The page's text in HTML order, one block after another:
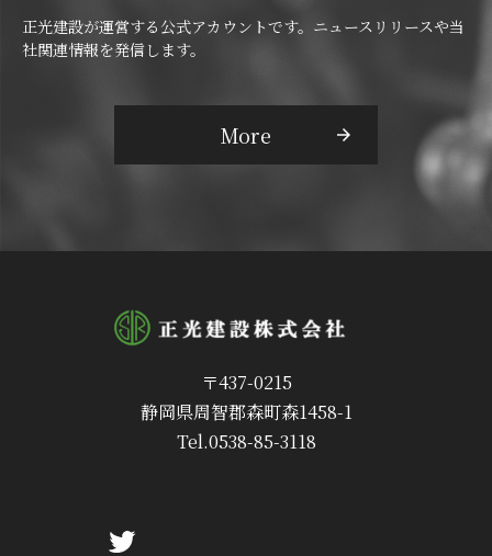
正光建設が運営する公式アカウントです。ニュースリリースや当
社関連情報を発信します。
More
〒437-0215
静岡県周智郡森町森1458-1
Tel.0538-85-3118